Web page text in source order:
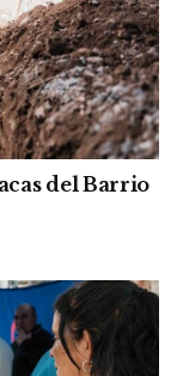
del Barrio